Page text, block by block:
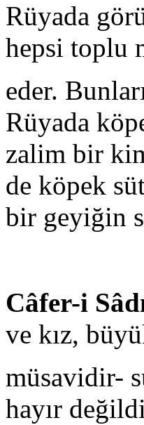
Rüyada
hepsi toplu
eder.
Rüyada
zalim bir
de köpek
bir geyiğin
Câfer-i
ve kız,
müsavidir-
hayır